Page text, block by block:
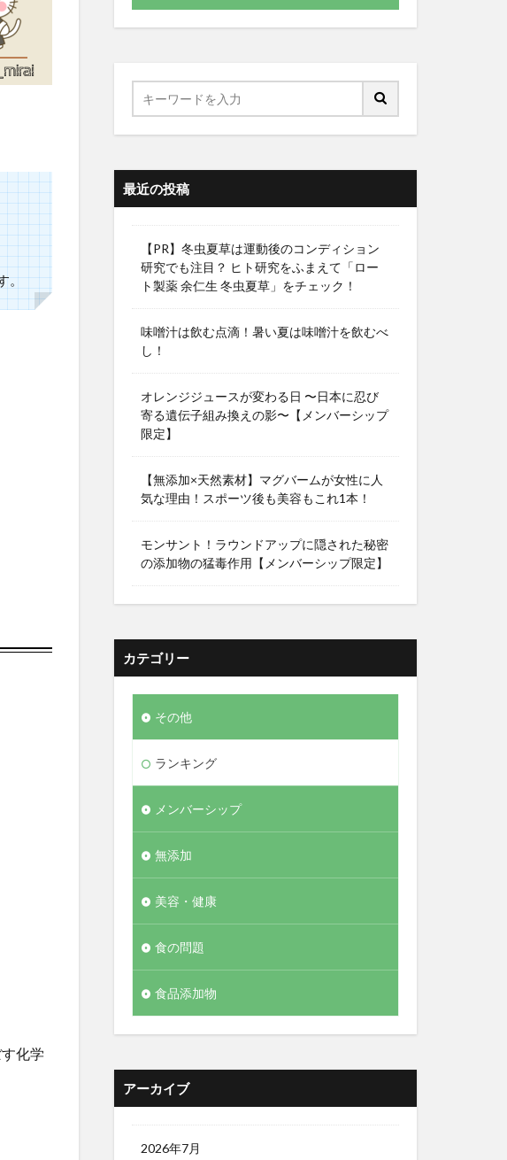
。
化学
最近の投稿
【PR】冬虫夏草は運動後のコンディション
研究でも注目？ ヒト研究をふまえて「ロー
ト製薬 余仁生 冬虫夏草」をチェック！
味噌汁は飲む点滴！暑い夏は味噌汁を飲むべ
し！
オレンジジュースが変わる日 〜日本に忍び
寄る遺伝子組み換えの影〜【メンバーシップ
限定】
【無添加×天然素材】マグバームが女性に人
気な理由！スポーツ後も美容もこれ1本！
モンサント！ラウンドアップに隠された秘密
の添加物の猛毒作用【メンバーシップ限定】
カテゴリー
その他
ランキング
メンバーシップ
無添加
美容・健康
食の問題
食品添加物
アーカイブ
2026年7月